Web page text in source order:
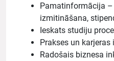
Pamatinformācija
izmitināšana,
Ieskats studiju
Prakses un karjeras
Radošais biznesa